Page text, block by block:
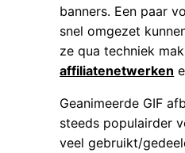
banners. Een paar
snel omgezet
ze qua techniek
affiliatenetwerken
Geanimeerde GIF
steeds populairder
veel gebruikt/